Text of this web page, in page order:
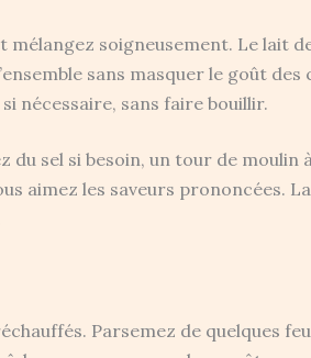
mélangez soigneusement. Le lait
sans masquer le goût des
nécessaire, sans faire bouillir.
du sel si besoin, un tour de moulin
aimez les saveurs prononcées.
Parsemez de quelques